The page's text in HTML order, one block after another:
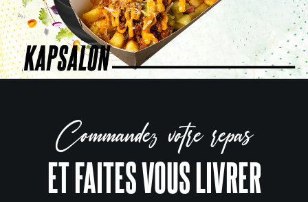
Commandez votre repas
ET FAITES VOUS LIVRER